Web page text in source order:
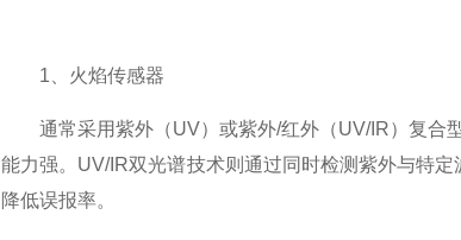
1、火焰传感器
通常采用紫外（UV）或紫外/红外（UV/IR）复合
能力强。UV/IR双光谱技术则通过同时检测紫外与特
降低误报率。